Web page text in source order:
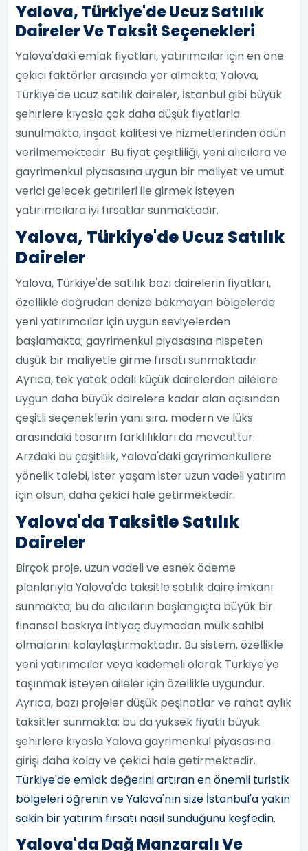
Yalova, Türkiye'de Ucuz Satılık
Daireler Ve Taksit Seçenekleri
Yalova'daki emlak fiyatları, yatırımcılar için en öne
çekici faktörler arasında yer almakta; Yalova,
Türkiye'de ucuz satılık daireler, İstanbul gibi büyük
şehirlere kıyasla çok daha düşük fiyatlarla
sunulmakta, inşaat kalitesi ve hizmetlerinden ödün
verilmemektedir. Bu fiyat çeşitliliği, yeni alıcılara ve
gayrimenkul piyasasına uygun bir maliyet ve umut
verici gelecek getirileri ile girmek isteyen
yatırımcılara iyi fırsatlar sunmaktadır.
Yalova, Türkiye'de Ucuz Satılık
Daireler
Yalova, Türkiye'de satılık bazı dairelerin fiyatları,
özellikle doğrudan denize bakmayan bölgelerde
yeni yatırımcılar için uygun seviyelerden
başlamakta; gayrimenkul piyasasına nispeten
düşük bir maliyetle girme fırsatı sunmaktadır.
Ayrıca, tek yatak odalı küçük dairelerden ailelere
uygun daha büyük dairelere kadar alan açısından
çeşitli seçeneklerin yanı sıra, modern ve lüks
arasındaki tasarım farklılıkları da mevcuttur.
Arzdaki bu çeşitlilik, Yalova'daki gayrimenkullere
yönelik talebi, ister yaşam ister uzun vadeli yatırım
için olsun, daha çekici hale getirmektedir.
Yalova'da Taksitle Satılık
Daireler
Birçok proje, uzun vadeli ve esnek ödeme
planlarıyla Yalova'da taksitle satılık daire imkanı
sunmakta; bu da alıcıların başlangıçta büyük bir
finansal baskıya ihtiyaç duymadan mülk sahibi
olmalarını kolaylaştırmaktadır. Bu sistem, özellikle
yeni yatırımcılar veya kademeli olarak Türkiye'ye
taşınmak isteyen aileler için özellikle uygundur.
Ayrıca, bazı projeler düşük peşinatlar ve rahat aylık
taksitler sunmakta; bu da yüksek fiyatlı büyük
şehirlere kıyasla Yalova gayrimenkul piyasasına
girişi daha kolay ve çekici hale getirmektedir.
Türkiye'de emlak değerini artıran en önemli turistik
bölgeleri öğrenin ve Yalova'nın size İstanbul'a yakın
sakin bir yatırım fırsatı nasıl sunduğunu keşfedin.
Yalova'da Dağ Manzaralı Ve